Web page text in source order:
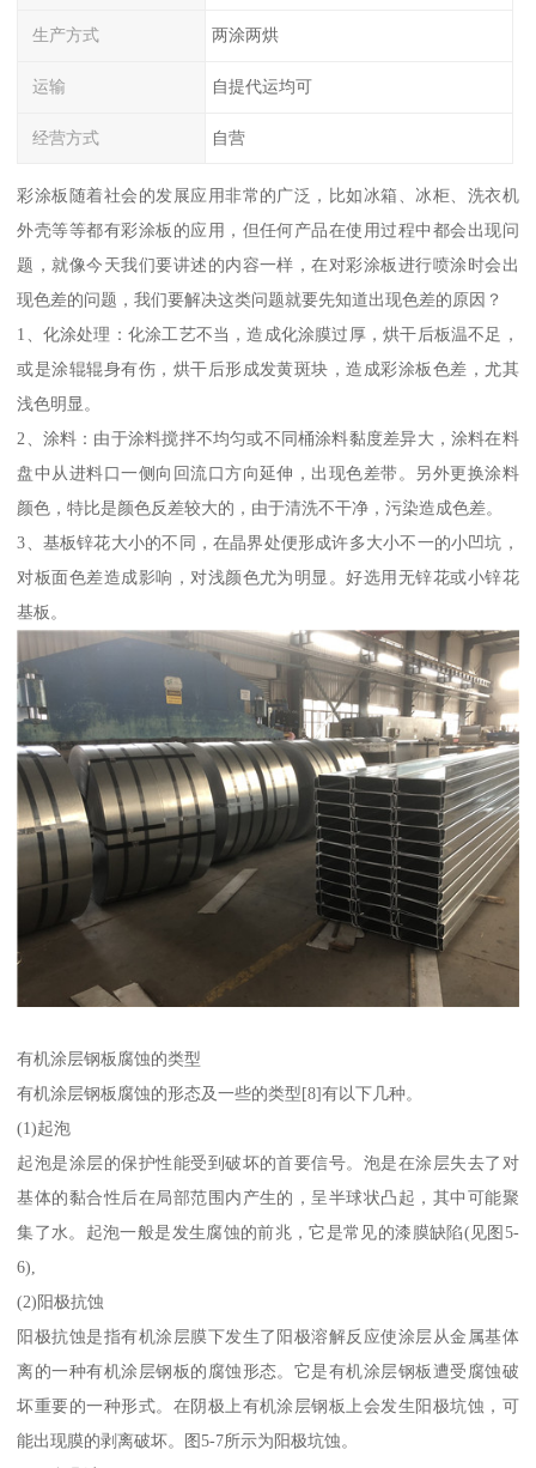
生产方式 两涂两烘
运输 自提代运均可
经营方式 自营
彩涂板随着社会的发展应用非常的广泛，比如冰箱、冰柜、洗衣机
外壳等等都有彩涂板的应用，但任何产品在使用过程中都会出现问
题，就像今天我们要讲述的内容一样，在对彩涂板进行喷涂时会出
现色差的问题，我们要解决这类问题就要先知道出现色差的原因？
1、化涂处理：化涂工艺不当，造成化涂膜过厚，烘干后板温不足，
或是涂辊辊身有伤，烘干后形成发黄斑块，造成彩涂板色差，尤其
浅色明显。
2、涂料：由于涂料搅拌不均匀或不同桶涂料黏度差异大，涂料在料
盘中从进料口一侧向回流口方向延伸，出现色差带。另外更换涂料
颜色，特比是颜色反差较大的，由于清洗不干净，污染造成色差。
3、基板锌花大小的不同，在晶界处便形成许多大小不一的小凹坑，
对板面色差造成影响，对浅颜色尤为明显。好选用无锌花或小锌花
基板。
有机涂层钢板腐蚀的类型
有机涂层钢板腐蚀的形态及一些的类型[8]有以下几种。
(1)起泡
起泡是涂层的保护性能受到破坏的首要信号。泡是在涂层失去了对
基体的黏合性后在局部范围内产生的，呈半球状凸起，其中可能聚
集了水。起泡一般是发生腐蚀的前兆，它是常见的漆膜缺陷(见图5-
6),
(2)阳极抗蚀
阳极抗蚀是指有机涂层膜下发生了阳极溶解反应使涂层从金属基体
离的一种有机涂层钢板的腐蚀形态。它是有机涂层钢板遭受腐蚀破
坏重要的一种形式。在阴极上有机涂层钢板上会发生阳极坑蚀，可
能出现膜的剥离破坏。图5-7所示为阳极坑蚀。